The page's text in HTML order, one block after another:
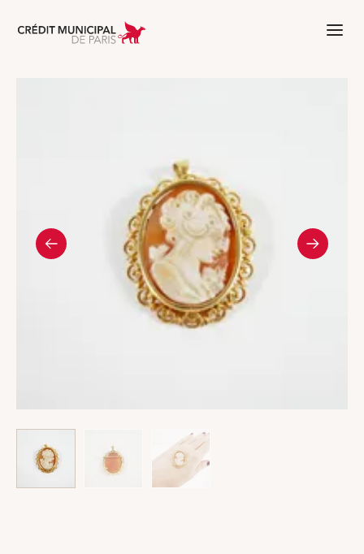
Aller à l'accueil de Crédit Municipal